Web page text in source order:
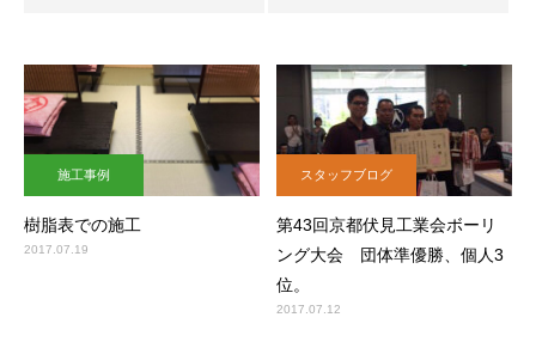
施工事例
樹脂表での施工
2017.07.19
スタッフブログ
第43回京都伏見工業会ボーリ
ング大会 団体準優勝、個人3
位。
2017.07.12